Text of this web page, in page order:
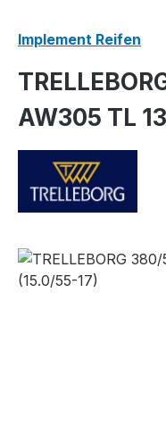
Implement Reifen
AW305 TL
Bildergalerie